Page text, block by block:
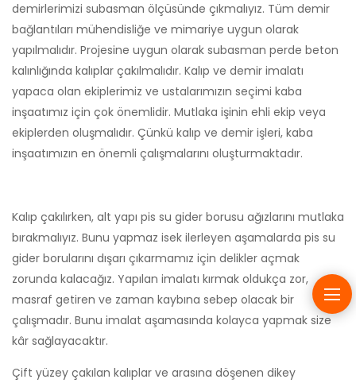
demirlerimizi subasman ölçüsünde çıkmalıyız. Tüm demir
bağlantıları mühendisliğe ve mimariye uygun olarak
yapılmalıdır. Projesine uygun olarak subasman perde beton
kalınlığında kalıplar çakılmalıdır. Kalıp ve demir imalatı
yapaca olan ekiplerimiz ve ustalarımızın seçimi kaba
inşaatımız için çok önemlidir. Mutlaka işinin ehli ekip veya
ekiplerden oluşmalıdır. Çünkü kalıp ve demir işleri, kaba
inşaatımızın en önemli çalışmalarını oluşturmaktadır.
Kalıp çakılırken, alt yapı pis su gider borusu ağızlarını mutlaka
bırakmalıyız. Bunu yapmaz isek ilerleyen aşamalarda pis su
gider borularını dışarı çıkarmamız için delikler açmak
zorunda kalacağız. Yapılan imalatı kırmak oldukça zor,
masraf getiren ve zaman kaybına sebep olacak bir
çalışmadır. Bunu imalat aşamasında kolayca yapmak size
kâr sağlayacaktır.
Çift yüzey çakılan kalıplar ve arasına döşenen dikey